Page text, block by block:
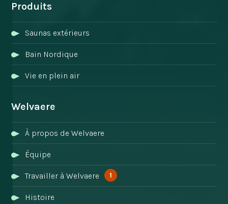
Produits
Saunas extérieurs
Bain Nordique
Vie en plein air
Welvaere
À propos de Welvaere
Équipe
Travailler à Welvaere 1
Histoire